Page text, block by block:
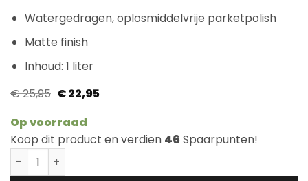
Watergedragen, oplosmiddelvrije parketpolish
Matte finish
Inhoud: 1 liter
€25,95 Oorspronkelijke
€ 25,95.
€22,95Huidige
Op voorraad
Koop dit product en verdien 46Spaarpunten!
Lecol Master Polish V6 Mat aantal